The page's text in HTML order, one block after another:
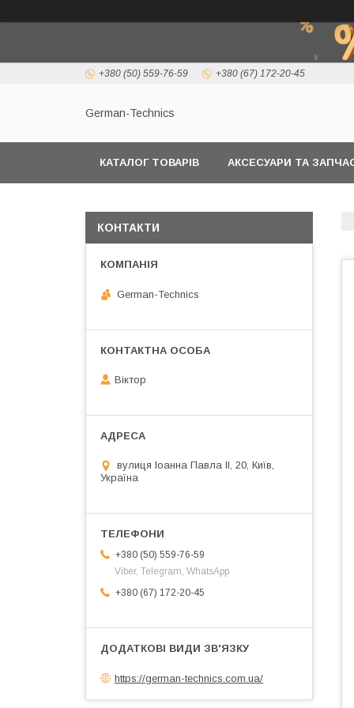
+380 (50) 559-76-59 +380 (67) 172-20-45
German-Technics
КАТАЛОГ ТОВАРІВ АКСЕСУАРИ ТА
КОНТАКТИ
German-Technics
Віктор
вулиця Іоанна Павла ІІ, 20, Київ,
Україна
+380 (50) 559-76-59
Viber, Telegram, WhatsApp
+380 (67) 172-20-45
https://german-technics.com.ua/